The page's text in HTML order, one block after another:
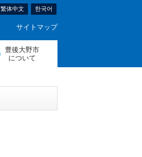
繁体中文 한국어
サイトマップ
豊後大野市
について